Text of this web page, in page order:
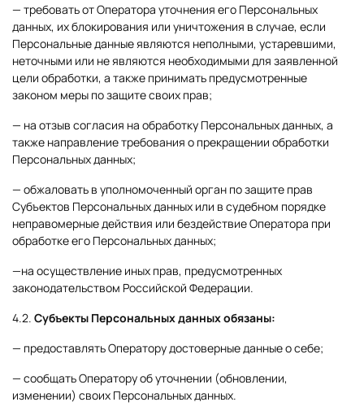
— требовать от Оператора уточнения его Персональных
данных, их блокирования или уничтожения в случае, если
Персональные данные являются неполными, устаревшими,
неточными или не являются необходимыми для заявленной
цели обработки, а также принимать предусмотренные
законом меры по защите своих прав;
— на отзыв согласия на обработку Персональных данных, а
также направление требования о прекращении обработки
Персональных данных;
— обжаловать в уполномоченный орган по защите прав
Субъектов Персональных данных или в судебном порядке
неправомерные действия или бездействие Оператора при
обработке его Персональных данных;
—на осуществление иных прав, предусмотренных
законодательством Российской Федерации.
4.2. Субъекты Персональных данных обязаны:
— предоставлять Оператору достоверные данные о себе;
— сообщать Оператору об уточнении (обновлении,
изменении) своих Персональных данных.